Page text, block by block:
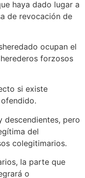
haya dado lugar a
de revocación de
ocupan el
forzosos
si existe
descendientes, pero
del
colegitimarios.
la parte que
o